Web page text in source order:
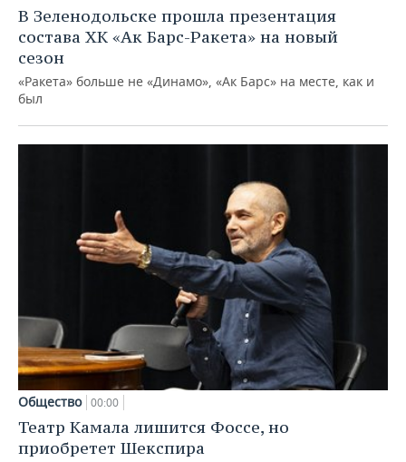
В Зеленодольске прошла презентация
состава ХК «Ак Барс-Ракета» на новый
сезон
«Ракета» больше не «Динамо», «Ак Барс» на месте, как и
был
Общество 00:00
Театр Камала лишится Фоссе, но
приобретет Шекспира